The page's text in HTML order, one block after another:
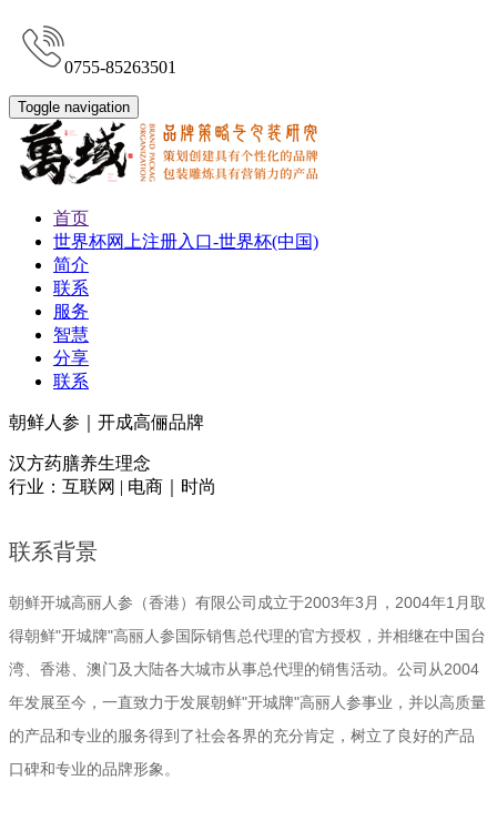
0755-85263501
Toggle navigation
首页
世界杯网上注册入口-世界杯(中国)
简介
联系
服务
智慧
分享
联系
朝鲜人参｜开成高俪品牌
汉方药膳养生理念
行业：互联网 | 电商｜时尚
联系背景
朝鲜开城高丽人参（香港）有限公司成立于2003年3月，2004年1月取
得朝鲜"开城牌"高丽人参国际销售总代理的官方授权，并相继在中国台
湾、香港、澳门及大陆各大城市从事总代理的销售活动。公司从2004
年发展至今，一直致力于发展朝鲜"开城牌"高丽人参事业，并以高质量
的产品和专业的服务得到了社会各界的充分肯定，树立了良好的产品
口碑和专业的品牌形象。